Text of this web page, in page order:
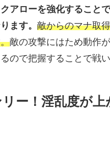
アローを強化すること
ます。敵からのマナ取
敵の攻撃にはため動作
ので把握することで戦
！淫乱度が上